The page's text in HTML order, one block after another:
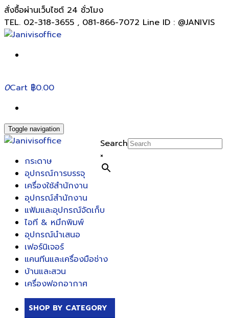
สั่งซื้อผ่านเว็บไซต์ 24 ชั่วโมง
TEL. 02-318-3655 , 081-866-7072 Line ID : @JANIVIS
0Cart ฿0.00
Toggle navigation
Search
×
กระดาษ
อุปกรณ์การบรรจุ
เครื่องใช้สำนักงาน
อุปกรณ์สำนักงาน
แฟ้มและอุปกรณ์จัดเก็บ
ไอที & หมึกพิมพ์
อุปกรณ์นำเสนอ
เฟอร์นิเจอร์
แคนทีนและเครื่องมือช่าง
บ้านและสวน
เครื่องฟอกอากาศ
SHOP BY CATEGORY